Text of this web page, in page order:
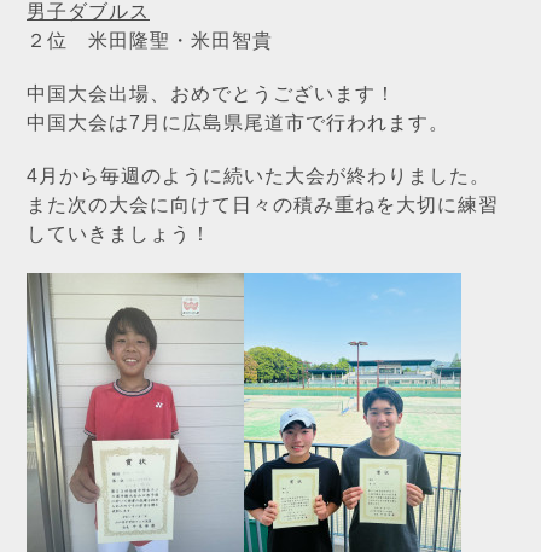
男子ダブルス
２位 米田隆聖・米田智貴
中国大会出場、おめでとうございます！
中国大会は7月に広島県尾道市で行われます。
4月から毎週のように続いた大会が終わりました。
また次の大会に向けて日々の積み重ねを大切に練習
していきましょう！